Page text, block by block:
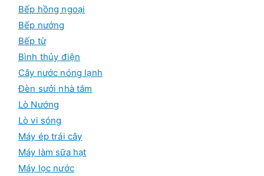
Bếp hồng ngoại
Bếp nướng
Bếp từ
Bình thủy điện
Cây nước nóng lạnh
Đèn sưởi nhà tắm
Lò Nướng
Lò vi sóng
Máy ép trái cây
Máy làm sữa hạt
Máy lọc nước